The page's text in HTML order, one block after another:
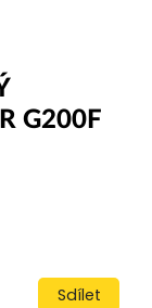
G200F
Sdílet